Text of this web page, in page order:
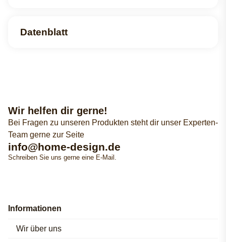
Datenblatt
Wir helfen dir gerne!
Bei Fragen zu unseren Produkten steht dir unser Experten-
Team gerne zur Seite
info@home-design.de
Schreiben Sie uns gerne eine E-Mail.
Informationen
Wir über uns